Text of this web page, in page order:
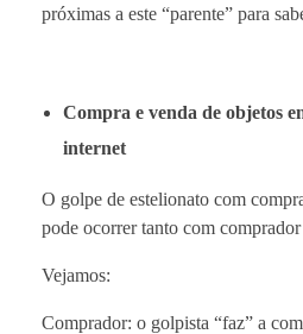
próximas a este “parente” para
Compra e venda de objetos
internet
O golpe de estelionato com
pode ocorrer tanto com
Vejamos:
Comprador: o golpista “faz” a